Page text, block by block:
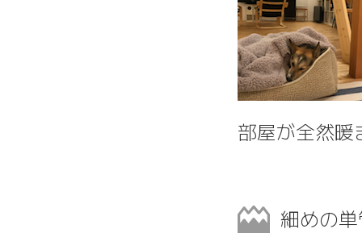
部屋が全然
細めの